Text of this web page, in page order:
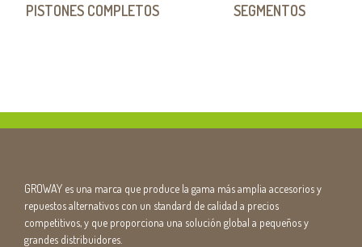
PISTONES COMPLETOS SEGMENTOS
GROWAY es una marca que produce la gama más amplia accesorios y
repuestos alternativos con un standard de calidad a precios
competitivos, y que proporciona una solución global a pequeños y
grandes distribuidores.